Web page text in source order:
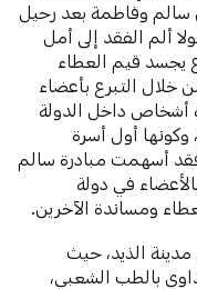
سالم وفاطمة بعد رحيل
ألم الفقد إلى أمل
يجسد قيم العطاء
خلال التبرع بأعضاء
أشخاص داخل الدولة
أول أسرة
فقد أسهمت مبادرة سالم
في دولة
ومساندة الآخرين.
الذيد، حيث
بالطب الشعبي،